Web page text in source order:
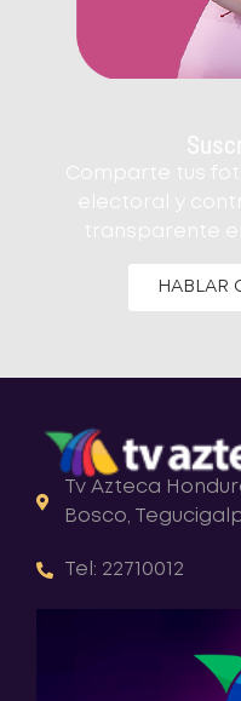
Comparte tus
electoral y
transparente
HABLAR
Tv Azteca
Bosco,
Tel: 22710012